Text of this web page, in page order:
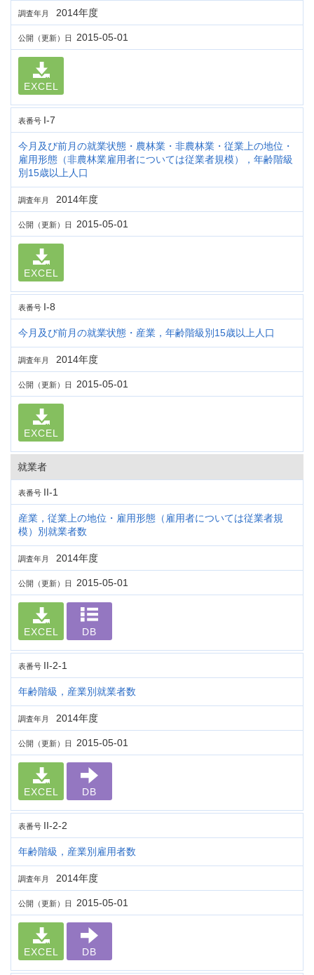
調査年月 2014年度
公開（更新）日 2015-05-01
EXCEL
表番号 I-7
今月及び前月の就業状態・農林業・非農林業・従業上の地位・
雇用形態（非農林業雇用者については従業者規模），年齢階級
別15歳以上人口
調査年月 2014年度
公開（更新）日 2015-05-01
EXCEL
表番号 I-8
今月及び前月の就業状態・産業，年齢階級別15歳以上人口
調査年月 2014年度
公開（更新）日 2015-05-01
EXCEL
就業者
表番号 II-1
産業，従業上の地位・雇用形態（雇用者については従業者規
模）別就業者数
調査年月 2014年度
公開（更新）日 2015-05-01
EXCEL DB
表番号 II-2-1
年齢階級，産業別就業者数
調査年月 2014年度
公開（更新）日 2015-05-01
EXCEL DB
表番号 II-2-2
年齢階級，産業別雇用者数
調査年月 2014年度
公開（更新）日 2015-05-01
EXCEL DB